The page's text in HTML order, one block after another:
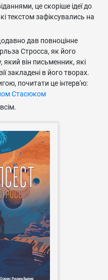
це скоріше ідеї до
текстом зафіксувались на
дав повноцінне
Стросса, як його
він письменник, які
закладені в його творах.
почитати це інтерв'ю:
Стасюком